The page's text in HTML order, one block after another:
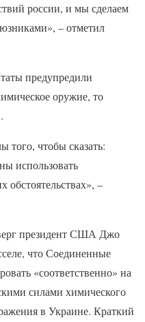
россии, и мы сделаем
– отметил
предупредили
оружие, то
того, чтобы сказать:
использовать
–
президент США Джо
что Соединенные
«соответственно» на
силами химического
в Украине. Краткий